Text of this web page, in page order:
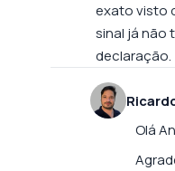
exato visto
sinal já não
declaração.
Olá